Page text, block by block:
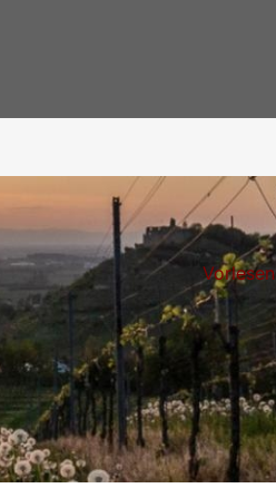
Vorlesen